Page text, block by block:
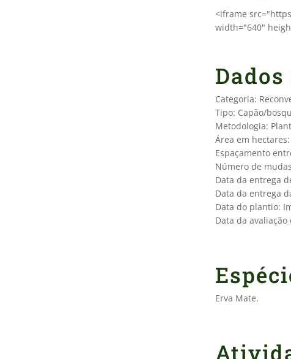
<iframe
width="640"
Categoria:
Tipo: Capão/
Metodologia:
Área em
Espaçamento
Número de
Data da entrega
Data da entrega
Data do plantio:
Data da
Erva Mate.